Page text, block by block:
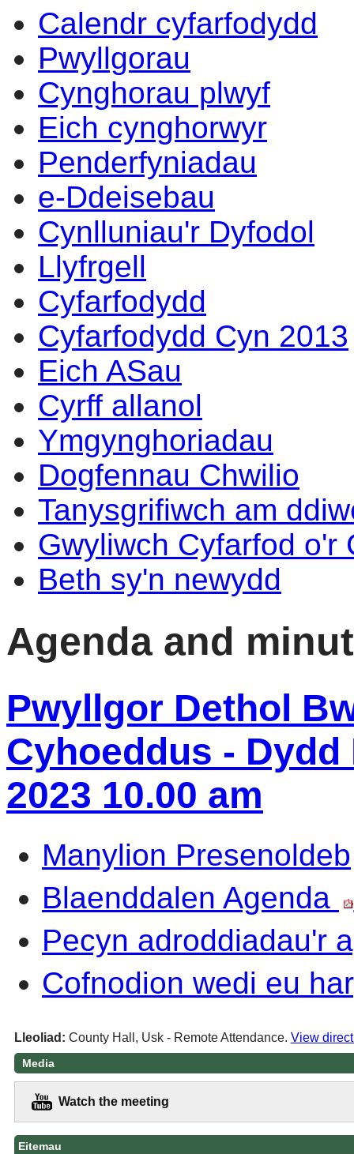
Calendr cyfarfodydd
Pwyllgorau
Cynghorau plwyf
Eich cynghorwyr
Penderfyniadau
e-Ddeisebau
Cynlluniau'r Dyfodol
Llyfrgell
Cyfarfodydd
Cyfarfodydd Cyn 2013
Eich ASau
Cyrff allanol
Ymgynghoriadau
Dogfennau Chwilio
Tanysgrifiwch am
Gwyliwch Cyfarfod o'r
Beth sy'n newydd
Agenda and
Pwyllgor Dethol
Cyhoeddus -
2023 10.00 am
Manylion Presenoldeb
Blaenddalen Agenda
Pecyn adroddiadau'r
Cofnodion wedi eu
Lleoliad: County Hall, Usk - Remote Attendance. View
Media
Watch the meeting
Eitemau
eitem
3.